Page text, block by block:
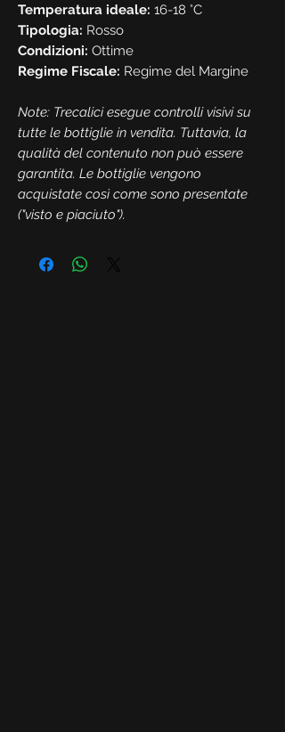
Temperatura ideale: 16-18 °C
Tipologia: Rosso
Condizioni: Ottime
Regime Fiscale: Regime del Margine
Note: Trecalici esegue controlli visivi su
tutte le bottiglie in vendita. Tuttavia, la
qualità del contenuto non può essere
garantita. Le bottiglie vengono
acquistate così come sono presentate
("visto e piaciuto").